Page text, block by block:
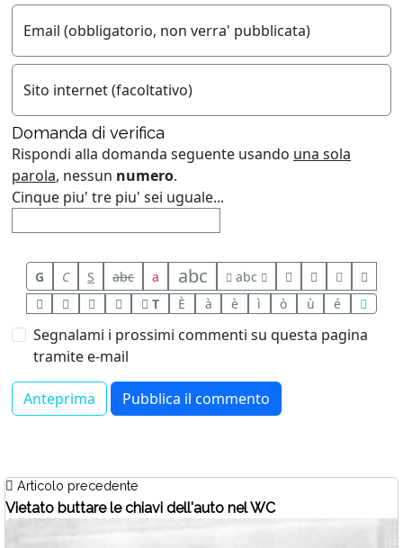
Email (obbligatorio, non verra' pubblicata)
Sito internet (facoltativo)
Domanda di verifica
Rispondi alla domanda seguente usando una sola
parola, nessun numero.
Cinque piu' tre piu' sei uguale...
G C S abc a abc
abc
T
È à è ì ò ù é
Segnalami i prossimi commenti su questa pagina
tramite e-mail
Articolo precedente
Vietato buttare le chiavi dell'auto nel WC